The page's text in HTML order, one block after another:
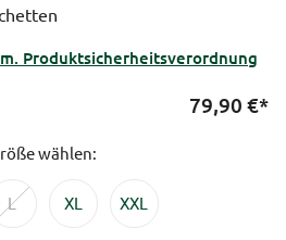
Produktsicherheitsverordnung
79,90 €*
wählen:
L XL XXL